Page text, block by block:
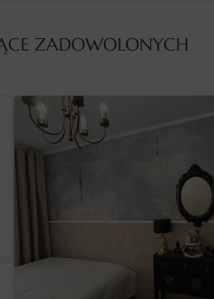
nadaje się do gabinetu
przyjazną atmosferę dla
przypadnie do gustu
Ponadto, fototapeta ta
wnętrzach,
Jej żywe kolory i
każdego, kto odwiedzi
więcej inspiracji,
ZADOWOLONYCH